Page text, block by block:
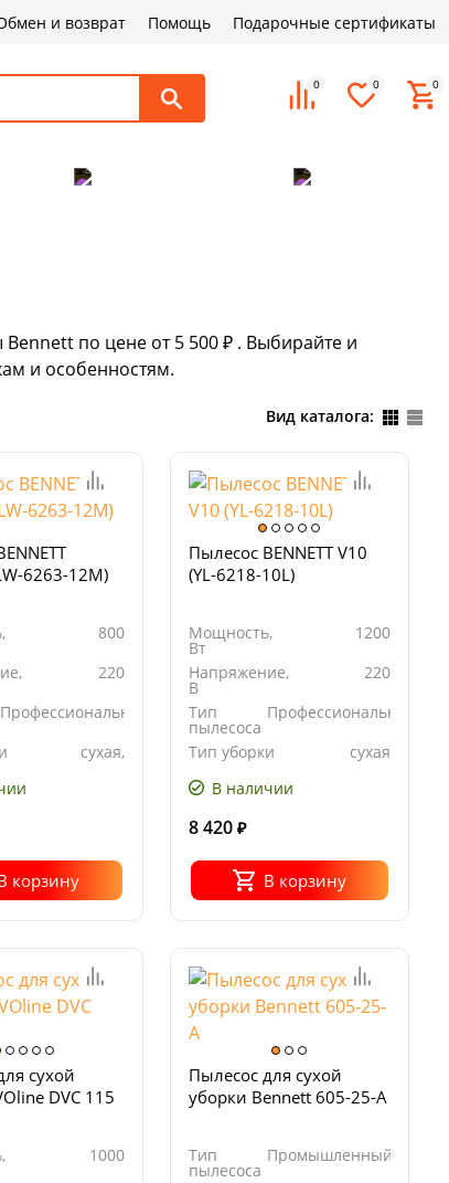
и возврат Помощь Подарочные сертификаты
0 0 0
по цене от 5 500 ₽ . Выбирайте и
и особенностям.
Вид каталога:
6263-12M)
800
220
Профессиональный
сухая,
влажная
корзину
Пылесос BENNETT V10
(YL-6218-10L)
Мощность,
Вт
1200
Напряжение,
В
220
Тип
пылесоса
Профессиональный
Тип уборки
сухая
В наличии
8 420 ₽
В корзину
сухой
DVC 115
1000
Пылесос для сухой
уборки Bennett 605-25-A
Тип
пылесоса
Промышленный